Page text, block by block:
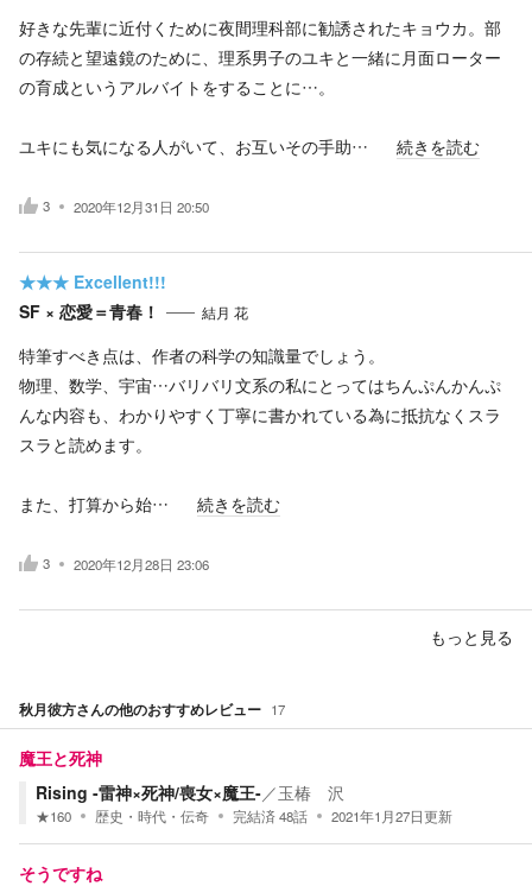
好きな先輩に近付くために夜間理科部に勧誘されたキョウカ。部
の存続と望遠鏡のために、理系男子のユキと一緒に月面ローター
の育成というアルバイトをすることに…。
ユキにも気になる人がいて、お互いその手助… 続きを読む
3 2020年12月31日 20:50
★★★ Excellent!!!
SF × 恋愛＝青春！
結月 花
特筆すべき点は、作者の科学の知識量でしょう。
物理、数学、宇宙…バリバリ文系の私にとってはちんぷんかんぷ
んな内容も、わかりやすく丁寧に書かれている為に抵抗なくスラ
スラと読めます。
また、打算から始… 続きを読む
3 2020年12月28日 23:06
もっと見る
秋月彼方さんの他のおすすめレビュー 17
魔王と死神
Rising -雷神×死神/喪女×魔王-／玉椿 沢
★160 歴史・時代・伝奇 完結済48話 2021年1月27日更新
そうですね